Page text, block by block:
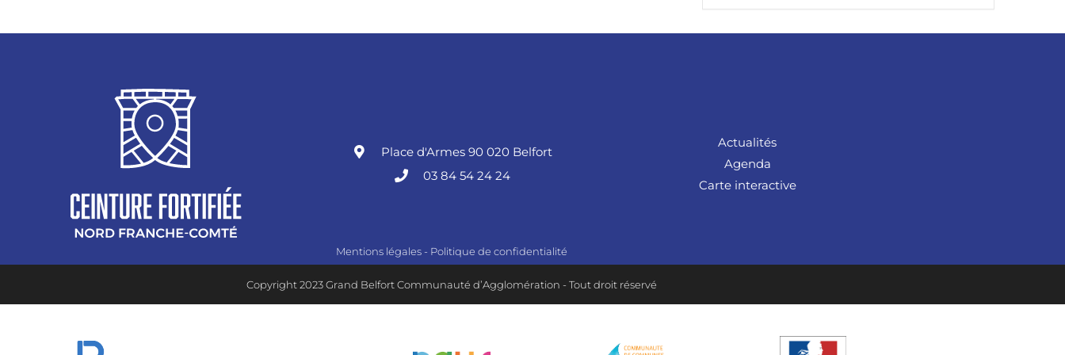
Place d'Armes 90 020 Belfort
03 84 54 24 24
Actualités
Agenda
Carte interactive
Mentions légales - Politique de confidentialité
Copyright 2023 Grand Belfort Communauté d’Agglomération - Tout droit réservé